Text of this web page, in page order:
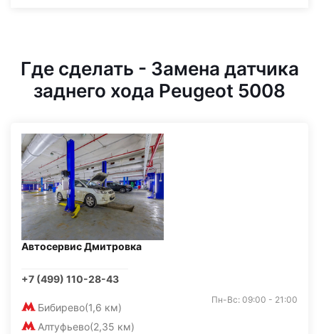
Где сделать - Замена датчика
заднего хода Peugeot 5008
Автосервис Дмитровка
+7 (499) 110-28-43
Бибирево(1,6 км)
Алтуфьево(2,35 км)
Пн-Вс: 09:00 - 21:00